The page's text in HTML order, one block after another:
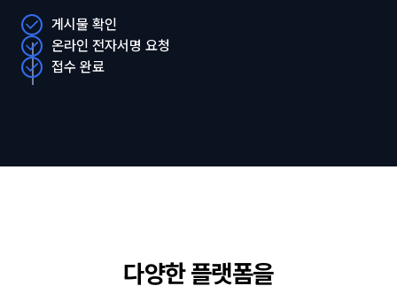
게시물 확인
온라인 전자서명 요청
접수 완료
다양한 플랫폼을